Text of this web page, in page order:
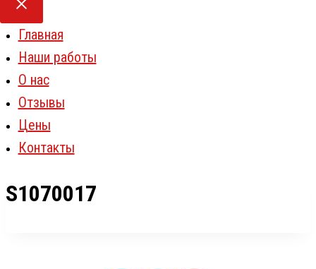
Главная
Наши работы
О нас
Отзывы
Цены
Контакты
S1070017